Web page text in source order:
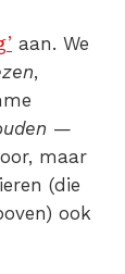
aan. We
,
—
maar
(die
ook